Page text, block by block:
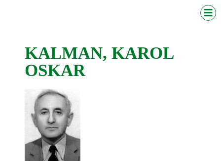
KALMAN, KAROL
OSKAR